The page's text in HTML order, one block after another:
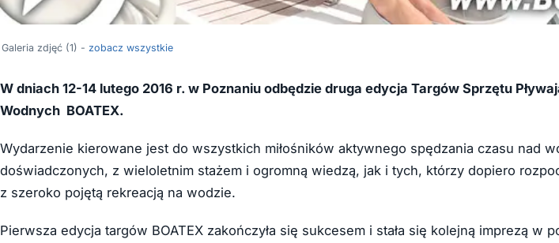
Galeria zdjęć (1) - zobacz wszystkie
W dniach 12-14 lutego 2016 r. w Poznaniu odbędzie druga edycja Targów Sprzętu
Wodnych BOATEX.
Wydarzenie kierowane jest do wszystkich miłośników aktywnego spędzania czasu nad
doświadczonych, z wieloletnim stażem i ogromną wiedzą, jak i tych, którzy dopiero
z szeroko pojętą rekreacją na wodzie.
Pierwsza edycja targów BOATEX zakończyła się sukcesem i stała się kolejną imprezą w